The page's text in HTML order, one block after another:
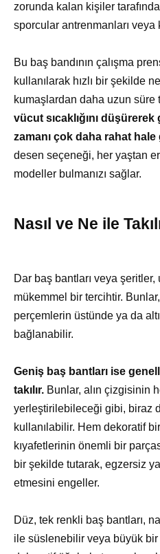
zorunda kalan kişiler
sporcular antrenmanları veya
Bu baş bandının çalışma
kullanılarak hızlı bir şekilde
kumaşlardan daha uzun süre
vücut sıcaklığını
zamanı çok daha rahat hale
desen seçeneği, her yaştan
modeller bulmanızı sağlar.
Nasıl ve Ne ile
Dar baş bantları veya
mükemmel bir tercihtir.
perçemlerin üstünde ya da
bağlanabilir.
Geniş baş bantları ise
takılır. Bunlar, alın çizgisinin
yerleştirilebileceği gibi, biraz
kullanılabilir. Hem dekoratif
kıyafetlerinin önemli bir
bir şekilde tutarak, egzersiz
etmesini engeller.
Düz, tek renkli baş bantları,
ile süslenebilir veya büyük